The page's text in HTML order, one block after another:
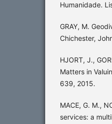
Humanidade.
GRAY, M.
Chichester,
HJORT, J.,
Matters in
639, 2015.
MACE, G. M.,
services: a